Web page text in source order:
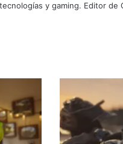
y gaming. Editor
revela
el
primer
tráiler